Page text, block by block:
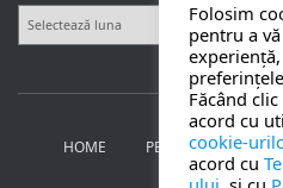
HOME PETRECERI PENTRU
Folosim
pentru a
Făcând
acord cu
cookie-
acord cu
NUNTA
BANCHETE
CORPORATE